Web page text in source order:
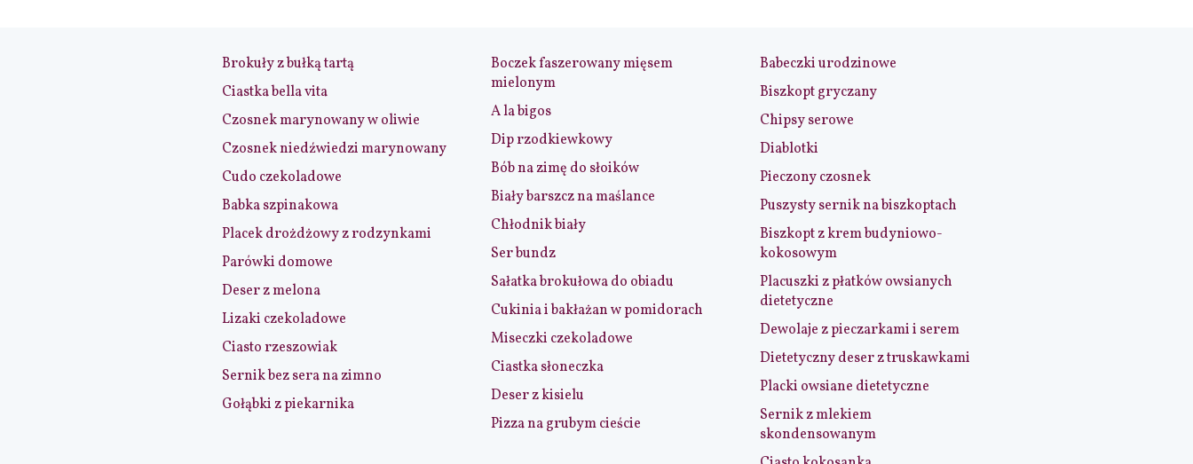
Brokuły z bułką tartą
Ciastka bella vita
Czosnek marynowany w oliwie
Czosnek niedźwiedzi marynowany
Cudo czekoladowe
Babka szpinakowa
Placek drożdżowy z rodzynkami
Parówki domowe
Deser z melona
Lizaki czekoladowe
Ciasto rzeszowiak
Sernik bez sera na zimno
Gołąbki z piekarnika
Boczek faszerowany mięsem
mielonym
A la bigos
Dip rzodkiewkowy
Bób na zimę do słoików
Biały barszcz na maślance
Chłodnik biały
Ser bundz
Sałatka brokułowa do obiadu
Cukinia i bakłażan w pomidorach
Miseczki czekoladowe
Ciastka słoneczka
Deser z kisielu
Pizza na grubym cieście
Babeczki urodzinowe
Biszkopt gryczany
Chipsy serowe
Diablotki
Pieczony czosnek
Puszysty sernik na biszkoptach
Biszkopt z krem budyniowo-
kokosowym
Placuszki z płatków owsianych
dietetyczne
Dewolaje z pieczarkami i serem
Dietetyczny deser z truskawkami
Placki owsiane dietetyczne
Sernik z mlekiem
skondensowanym